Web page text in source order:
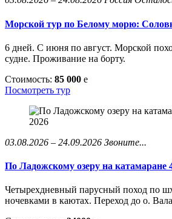
Морской тур по Белому морю:
6 дней. С июня по август. Морской
судне. Проживание на борту.
Стоимость: 85 000 e
Посмотреть тур
03.08.2026 – 24.09.2026 Звоните...
По Ладожскому озеру на катамаране
Четырехдневный парусный поход по
ночевками в каютах. Переход до о.